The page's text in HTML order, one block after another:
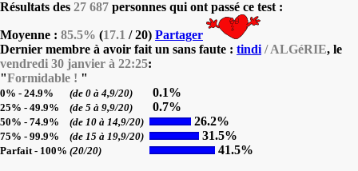
Résultats des 27 687 personnes qui ont passé ce test :
Moyenne : 85.5% (17.1 / 20) Partager
Dernier membre à avoir fait un sans faute : tindi / ALGéRIE, le
vendredi 30 janvier à 22:25:
"Formidable ! "
0% - 24.9% (de 0 à 4,9/20) 0.1%
25% - 49.9% (de 5 à 9,9/20) 0.7%
50% - 74.9% (de 10 à 14,9/20) 26.2%
75% - 99.9% (de 15 à 19,9/20) 31.5%
Parfait - 100% (20/20) 41.5%